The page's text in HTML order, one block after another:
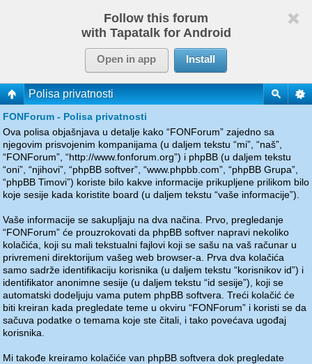
Follow this forum
with Tapatalk for Android
Open in app Install
Polisa privatnosti
FONForum - Polisa privatnosti
Ova polisa objašnjava u detalje kako “FONForum” zajedno sa
njegovim prisvojenim kompanijama (u daljem tekstu “mi”, “naš”,
“FONForum”, “http://www.fonforum.org”) i phpBB (u daljem tekstu
“oni”, “njihovi”, “phpBB softver”, “www.phpbb.com”, “phpBB Grupa”,
“phpBB Timovi”) koriste bilo kakve informacije prikupljene prilikom bilo
koje sesije kada koristite board (u daljem tekstu “vaše informacije”).
Vaše informacije se sakupljaju na dva načina. Prvo, pregledanje
“FONForum” će prouzrokovati da phpBB softver napravi nekoliko
kolačića, koji su mali tekstualni fajlovi koji se sašu na vaš računar u
privremeni direktorijum vašeg web browser-a. Prva dva kolačića
samo sadrže identifikaciju korisnika (u daljem tekstu “korisnikov id”) i
identifikator anonimne sesije (u daljem tekstu “id sesije”), koji se
automatski dodeljuju vama putem phpBB softvera. Treći kolačić će
biti kreiran kada pregledate teme u okviru “FONForum” i koristi se da
sačuva podatke o temama koje ste čitali, i tako povećava ugođaj
korisnika.
Mi takođe kreiramo kolačiće van phpBB softvera dok pregledate